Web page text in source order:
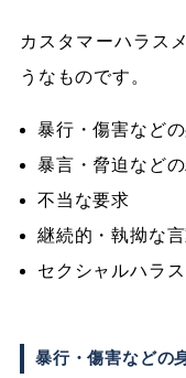
カスタマーハラス
うなものです。
暴行・傷害など
暴言・脅迫など
不当な要求
継続的・執拗な
セクシャルハラス
暴行・傷害などの